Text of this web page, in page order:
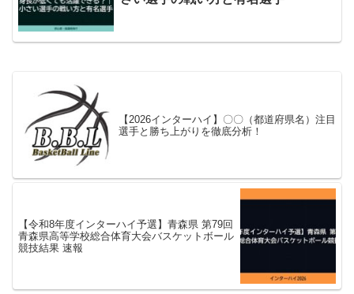
【2026インターハイ】〇〇（都道府県名）注目
選手と勝ち上がりを徹底分析！
【令和8年度インターハイ予選】青森県 第79回
青森県高等学校総合体育大会バスケットボール
競技結果 速報